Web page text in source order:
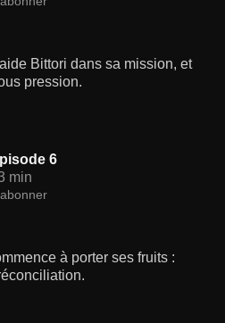
Bittori dans sa mission, et
pression.
6
min
à porter ses fruits :